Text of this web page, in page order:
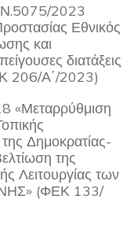
Ν.5075/2023
Εθνικός
και
διατάξεις
206/Α΄/2023)
«Μεταρρύθμιση
Δημοκρατίας-
της
Λειτουργίας των
(ΦΕΚ 133/